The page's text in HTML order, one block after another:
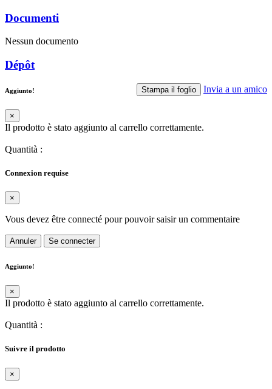
Documenti
Nessun documento
Dépôt
Stampa il foglio Invia a un amico
Aggiunto!
×
Il prodotto è stato aggiunto al carrello correttamente.
Quantità :
Connexion requise
×
Vous devez être connecté pour pouvoir saisir un commentaire
Annuler Se connecter
Aggiunto!
×
Il prodotto è stato aggiunto al carrello correttamente.
Quantità :
Suivre il prodotto
×